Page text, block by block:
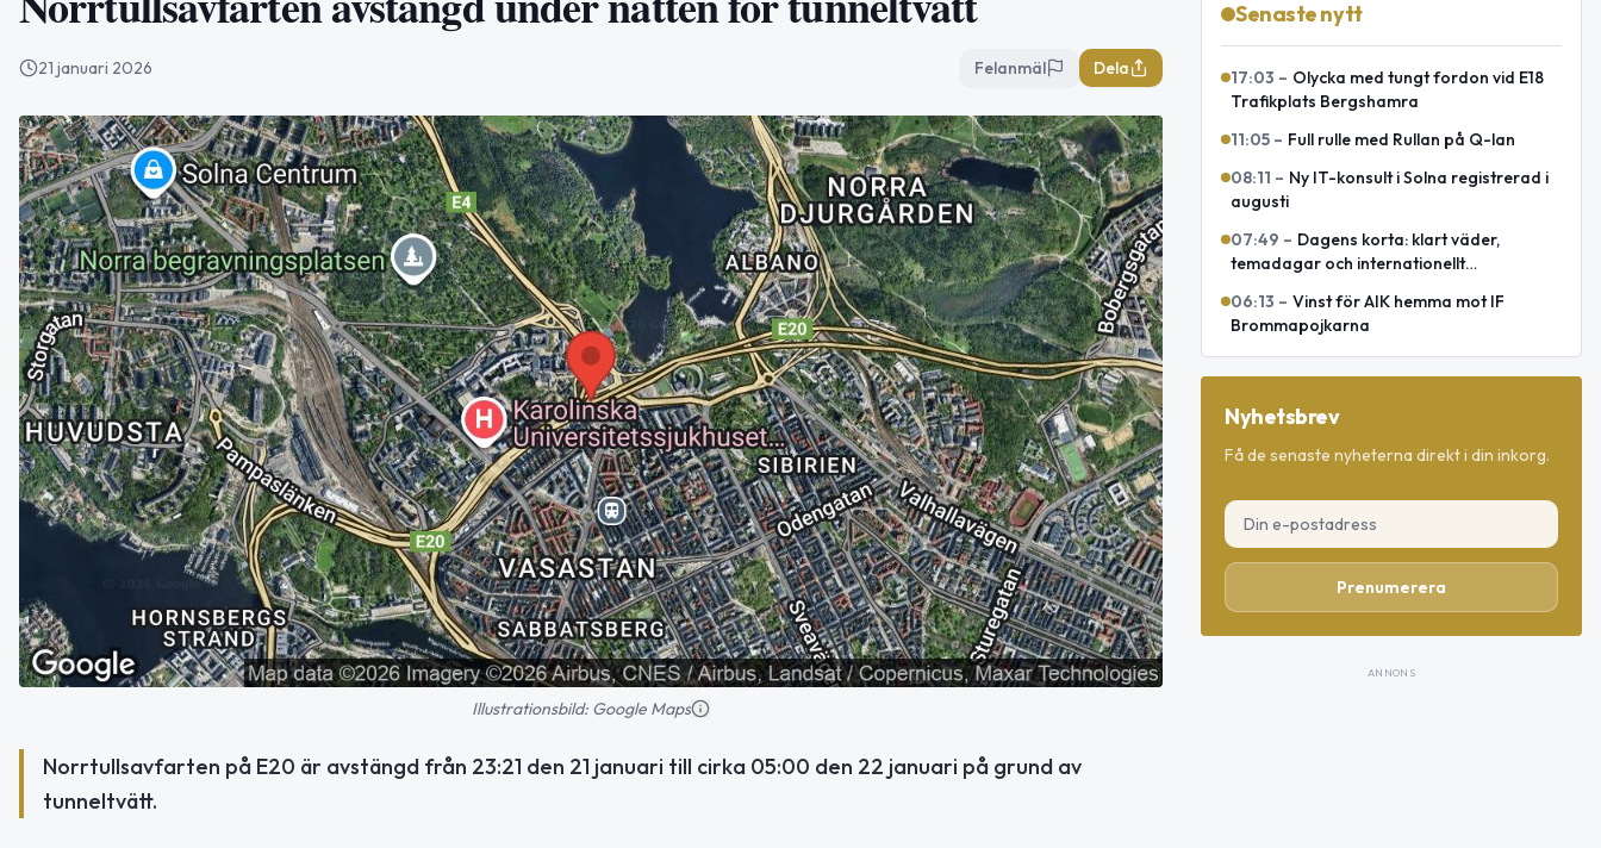
21 januari 2026 Felanmäl Dela
Illustrationsbild: Google Maps
Norrtullsavfarten på E20 är avstängd från 23:21 den 21 januari till cirka 05:00 den 22 januari på grund av
tunneltvätt.
Senaste nytt
17:03 – Olycka med tungt fordon vid E18
Trafikplats Bergshamra
11:05 – Full rulle med Rullan på Q-lan
08:11 – Ny IT-konsult i Solna registrerad i
augusti
07:49 – Dagens korta: klart väder,
temadagar och internationellt
06:13 – Vinst för AIK hemma mot IF
Brommapojkarna
Nyhetsbrev
Få de senaste nyheterna direkt i din inkorg.
Prenumerera
ANNONS